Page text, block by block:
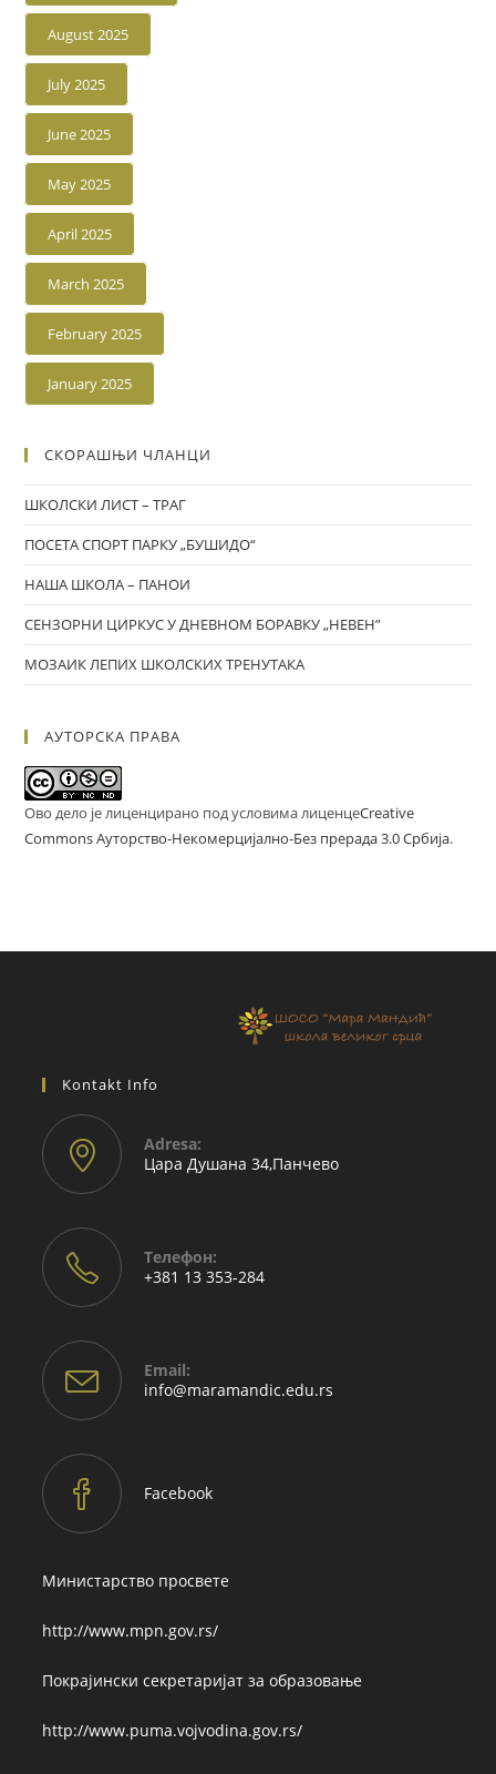
August 2025
July 2025
June 2025
May 2025
April 2025
March 2025
February 2025
January 2025
СКОРАШЊИ ЧЛАНЦИ
ШКОЛСКИ ЛИСТ – ТРАГ
ПОСЕТА СПОРТ ПАРКУ „БУШИДО“
НАША ШКОЛА – ПАНОИ
СЕНЗОРНИ ЦИРКУС У ДНЕВНОМ БОРАВКУ „НЕВЕН”
МОЗАИК ЛЕПИХ ШКОЛСКИХ ТРЕНУТАКА
АУТОРСКА ПРАВА
Ово дело је лиценцирано под условима лиценцеCreative
Commons Ауторство-Некомерцијално-Без прерада 3.0 Србија.
Kontakt Info
Adresа:
Цара Душана 34,Панчево
Телефон:
+381 13 353-284
Email:
info@maramandic.edu.rs
Facebook
Министарство просвете
http://www.mpn.gov.rs/
Покрајински секретаријат за образовање
http://www.puma.vojvodina.gov.rs/